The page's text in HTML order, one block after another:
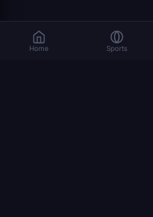
Home Sports